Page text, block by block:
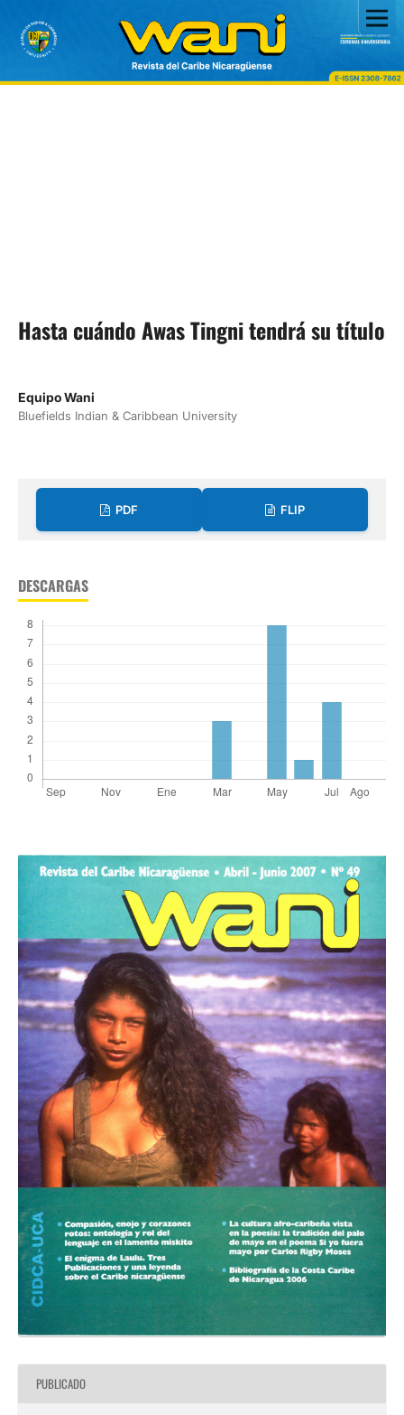
Hasta cuándo Awas Tingni tendrá su título
Equipo Wani
Bluefields Indian & Caribbean University
PDF FLIP
DESCARGAS
PUBLICADO